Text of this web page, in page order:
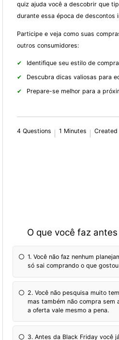
quiz ajuda você a descobrir que
durante essa época de descontos
Participe e veja como suas
outros consumidores:
Identifique seu estilo de compra
Descubra dicas valiosas para
Prepare-se melhor para a
4 Questions 1 Minutes
O que você faz
1. Você não faz nenhum
só sai comprando o que
2. Você não pesquisa muito
mas também não compra sem
a oferta vale mesmo a pena.
3. Antes da Black Friday você